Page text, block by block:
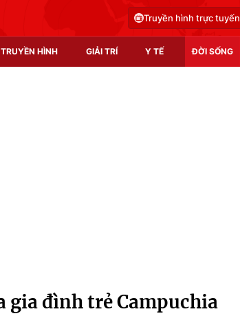
Truyền hình trực tuyến
TRUYỀN HÌNH GIẢI TRÍ Y TẾ ĐỜI SỐNG
Infographic
gia đình trẻ Campuchia